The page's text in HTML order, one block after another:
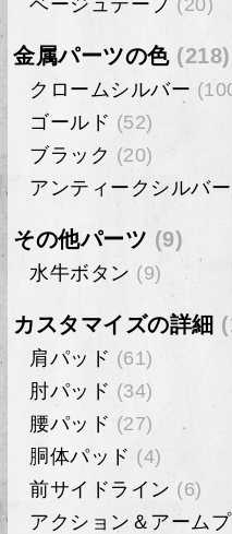
金属パーツの色(218)
クロームシルバー
ゴールド (52)
ブラック (20)
アンティークシルバー
その他パーツ (9)
水牛ボタン (9)
カスタマイズの詳細
肩パッド (61)
肘パッド (34)
腰パッド (27)
胴体パッド (4)
前サイドライン (6)
アクション＆アーム